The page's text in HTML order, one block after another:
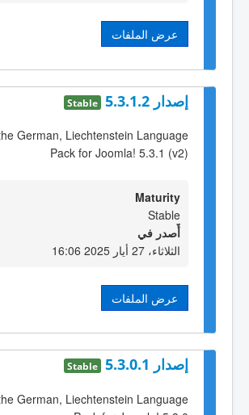
عرض الملفات
إصدار 5.3.1.2 Stable
German, Liechtenstein Language
Pack for Joomla! 5.3.1 (v2)
Maturity
Stable
أٌصدر في
الثلاثاء، 27 أيار 2025 16:06
عرض الملفات
إصدار 5.3.0.1 Stable
German, Liechtenstein Language